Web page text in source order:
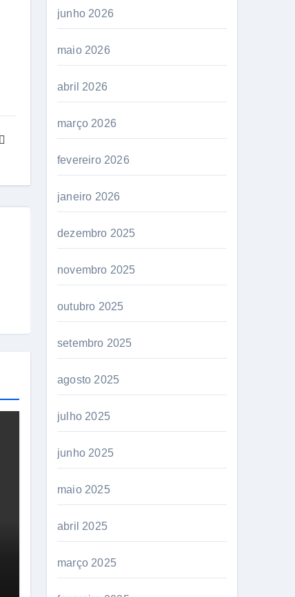
junho 2026
maio 2026
abril 2026
março 2026
fevereiro 2026
janeiro 2026
dezembro 2025
novembro 2025
outubro 2025
setembro 2025
agosto 2025
julho 2025
junho 2025
maio 2025
abril 2025
março 2025